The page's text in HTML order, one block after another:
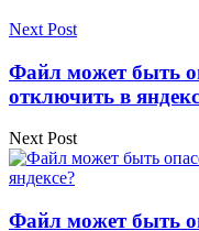
Next Post
Файл может быть
отключить в
Next Post
Файл может быть